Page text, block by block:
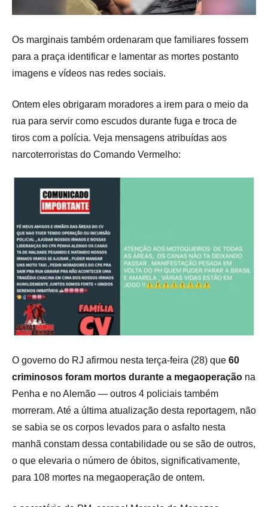
Os marginais também ordenaram que familiares fossem
para a praça identificar e lamentar as mortes postanto
imagens e vídeos nas redes sociais.
Ontem eles obrigaram moradores a irem para o meio da
rua para servir como escudos durante fuga e troca de
tiros com a polícia. Veja mensagens atribuídas aos
narcoterroristas do Comando Vermelho:
O governo do RJ afirmou nesta terça-feira (28) que 60
criminosos foram mortos durante a megaoperação na
Penha e no Alemão — outros 4 policiais também
morreram. Até a última atualização desta reportagem, não
se sabia se os corpos levados para o asfalto nesta
manhã constam dessa contabilidade ou se são de outros,
o que elevaria o número de óbitos, significativamente,
para 108 mortes na megaoperação de ontem.